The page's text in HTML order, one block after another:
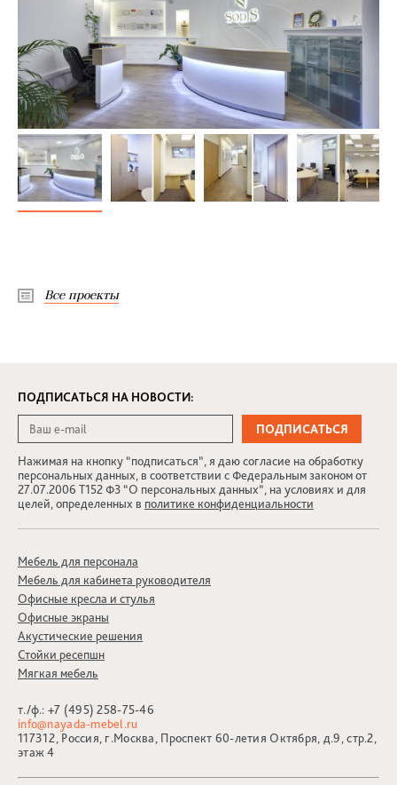
Все проекты
ПОДПИСАТЬСЯ НА НОВОСТИ:
Нажимая на кнопку “подписаться”, я даю согласие на обработку
персональных данных, в соответствии с Федеральным законом от
27.07.2006 Т152 ФЗ “О персональных данных”, на условиях и для
целей, определенных в политике конфиденциальности
Мебель для персонала
Мебель для кабинета руководителя
Офисные кресла и стулья
Офисные экраны
Акустические решения
Стойки ресепшн
Мягкая мебель
т./ф.: +7 (495) 258-75-46
info@nayada-mebel.ru
117312, Россия, г.Москва, Проспект 60-летия Октября, д.9, стр.2,
этаж 4